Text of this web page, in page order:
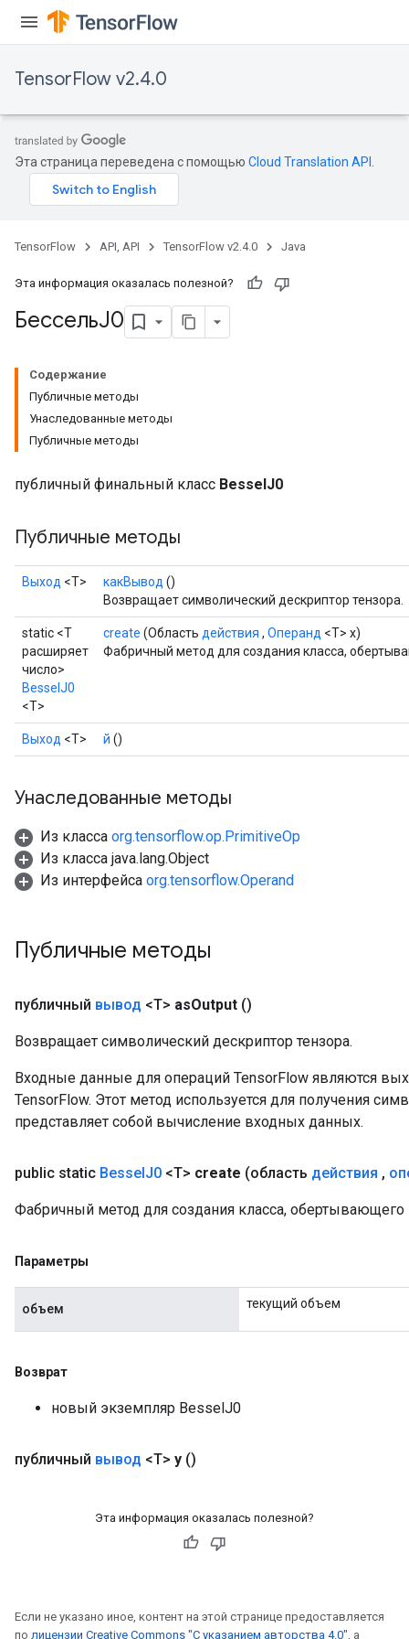
TensorFlow v2.4.0
Эта страница переведена с помощью Cloud Translation API
TensorFlow API, API TensorFlow v2.4.0 Java
Эта информация оказалась полезной?
БессельJ0
Содержание
Публичные методы
Унаследованные методы
Публичные методы
публичный финальный класс BesselJ0
Публичные методы
Выход <Т> какВывод ()
Возвращает символический дескриптор тензора.
static <T
расширяет
число>
BesselJ0
<T>
create (Область действия , Операнд <T> x)
Фабричный метод для создания класса,
Выход <Т> й ()
Унаследованные методы
Из класса org.tensorflow.op.PrimitiveOp
Из класса java.lang.Object
Из интерфейса org.tensorflow.Operand
Публичные методы
публичный вывод <T> asOutput ()
Возвращает символический дескриптор тензора.
Входные данные для операций TensorFlow являются
TensorFlow. Этот метод используется для получения
представляет собой вычисление входных данных.
public static BesselJ0 <T> create (область действия ,
Фабричный метод для создания класса,
Параметры
объем текущий объем
Возврат
новый экземпляр BesselJ0
публичный вывод <T> y ()
Эта информация оказалась полезной?
Если не указано иное, контент на этой странице предоставляется
по лицензии Creative Commons "С указанием авторства 4.0", а